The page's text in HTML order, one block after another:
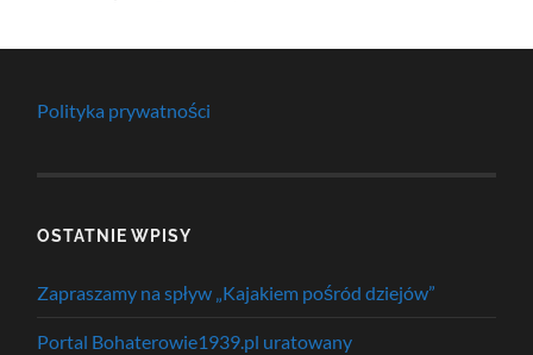
Polityka prywatności
OSTATNIE WPISY
Zapraszamy na spływ „Kajakiem pośród dziejów”
Portal Bohaterowie1939.pl uratowany